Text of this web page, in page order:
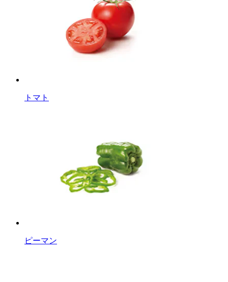
トマト
ピーマン